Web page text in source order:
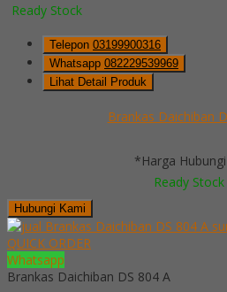
Ready Stock
Telepon 03199900316
Whatsapp 082229539969
Lihat Detail Produk
Brankas Daichiban
*Harga Hubungi
Ready Stock
Hubungi Kami
QUICK ORDER
Whatsapp
Brankas Daichiban DS 804 A